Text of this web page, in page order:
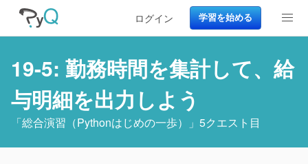
ログイン 学習を始める
19-5: 勤務時間を集計して、給
与明細を出力しよう
「総合演習（Pythonはじめの一歩） 」5クエスト目